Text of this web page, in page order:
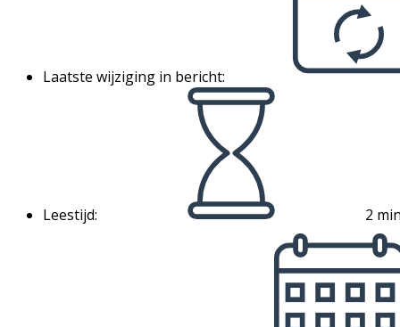
Laatste wijziging in bericht:
Leestijd: 2